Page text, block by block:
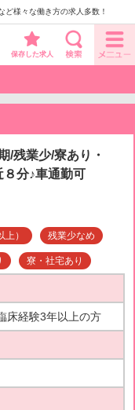
様々な働き方の求人多数！
保存した求人
/残業少/寮あり・
分♪車通勤可
） 残業少なめ
寮・社宅あり
床経験3年以上の方